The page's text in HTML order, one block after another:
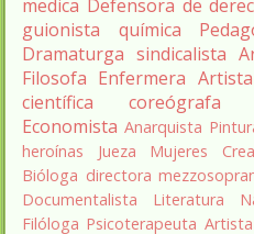
medica Defensora de
guionista
química
Dramaturga sindicalista
Filosofa Enfermera
científica
coreógrafa
Economista Anarquista
heroínas
Jueza Mujeres
Bióloga directora
Documentalista
Literatura
Filóloga Psicoterapeuta